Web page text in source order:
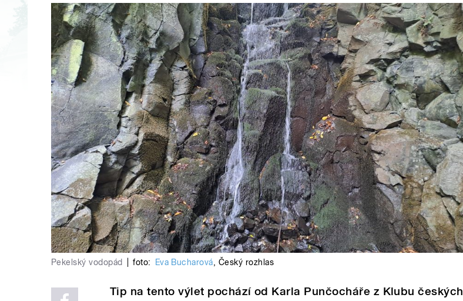
Pekelský vodopád foto: Eva Bucharová, Český rozhlas
Tip na tento výlet pochází od Karla Punčocháře z Klubu českých